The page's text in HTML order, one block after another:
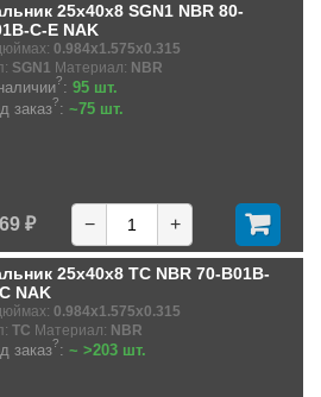
25x40x8 SGN1 NBR 80-
C-E NAK
0.984x1.575x0.315
SGN1 Материал: NBR
?: 95 шт.
заказ?: ~75 шт.
₽ − +
25x40x8 TC NBR 70-B01B-
NAK
0.984x1.575x0.315
TC Материал: NBR
заказ?: ~ >203 шт.